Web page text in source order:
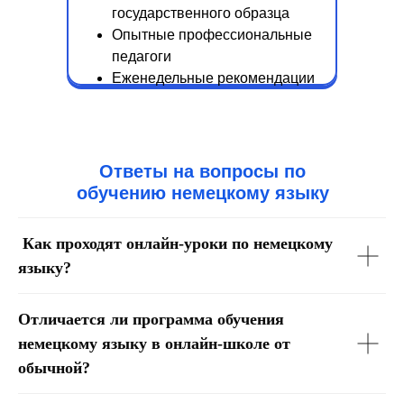
государственного образца
Опытные профессиональные
педагоги
Еженедельные рекомендации
Ответы на вопросы по
обучению немецкому языку
Как проходят онлайн-уроки по немецкому
языку?
Отличается ли программа обучения
немецкому языку в онлайн-школе от
обычной?